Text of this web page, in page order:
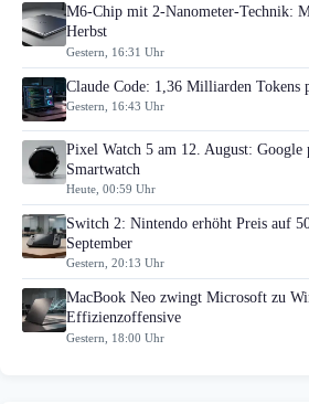
M6-Chip mit 2-Nanometer-Technik:
Herbst
Gestern, 16:31 Uhr
Claude Code: 1,36 Milliarden Tokens
Gestern, 16:43 Uhr
Pixel Watch 5 am 12. August: Google
Smartwatch
Heute, 00:59 Uhr
Switch 2: Nintendo erhöht Preis auf
September
Gestern, 20:13 Uhr
MacBook Neo zwingt Microsoft zu
Effizienzoffensive
Gestern, 18:00 Uhr